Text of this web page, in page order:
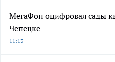
МегаФон оцифровал сады
Чепецке
11:13